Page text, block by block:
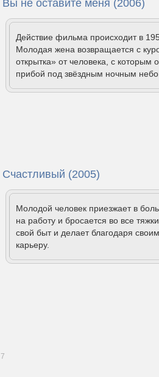
Вы не оставите меня (2006)
Действие фильма происходит в
Молодая жена возвращается с
открытка» от человека, с которым
прибой под звёздным ночным
Счастливый (2005)
Молодой человек приезжает в
на работу и бросается во все
свой быт и делает благодаря
карьеру.
7